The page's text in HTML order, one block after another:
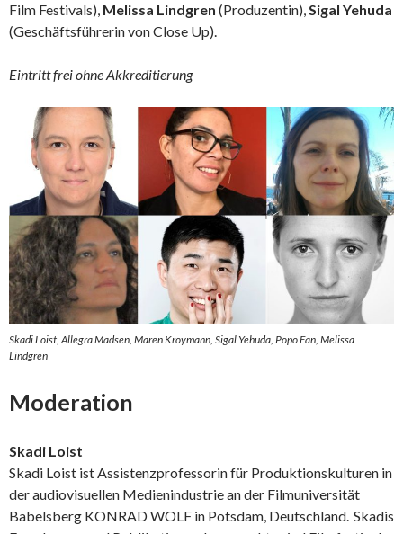
Film Festivals), Melissa Lindgren (Produzentin),Sigal Yehuda
(Geschäftsführerin von Close Up).
Eintritt frei ohne Akkreditierung
Skadi Loist, Allegra Madsen, Maren Kroymann, Sigal Yehuda, Popo Fan, Melissa
Lindgren
Moderation
Skadi Loist
Skadi Loist ist Assistenzprofessorin für Produktionskulturen in
der audiovisuellen Medienindustrie an der Filmuniversität
Babelsberg KONRAD WOLF in Potsdam, Deutschland. Skadis